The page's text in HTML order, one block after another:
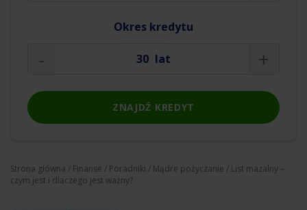
Okres kredytu
- lat +
ZNAJDŹ KREDYT
Strona główna / Finanse / Poradniki / Mądre pożyczanie / List mazalny –
czym jest i dlaczego jest ważny?